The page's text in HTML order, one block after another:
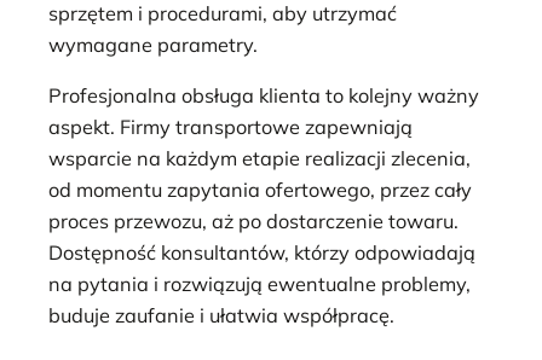
sprzętem i procedurami, aby utrzymać
wymagane parametry.
Profesjonalna obsługa klienta to kolejny ważny
aspekt. Firmy transportowe zapewniają
wsparcie na każdym etapie realizacji zlecenia,
od momentu zapytania ofertowego, przez cały
proces przewozu, aż po dostarczenie towaru.
Dostępność konsultantów, którzy odpowiadają
na pytania i rozwiązują ewentualne problemy,
buduje zaufanie i ułatwia współpracę.